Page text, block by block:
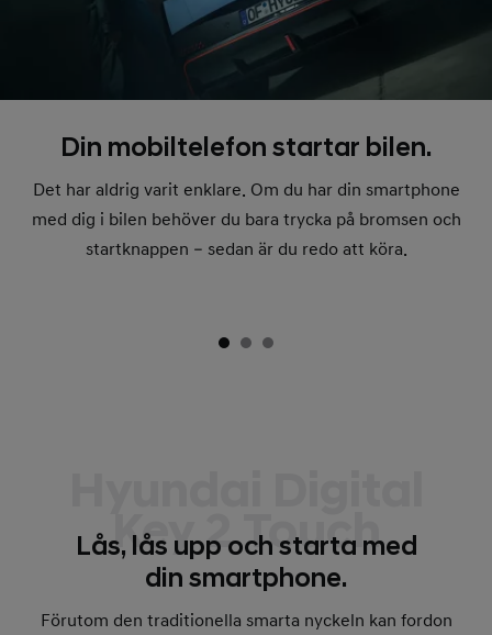
Din mobiltelefon startar bilen.
Det har aldrig varit enklare. Om du har din smartphone
med dig i bilen behöver du bara trycka på bromsen och
startknappen – sedan är du redo att köra.
Key 2 Touch
Lås, lås upp och starta med
din smartphone.
Förutom den traditionella smarta nyckeln kan fordon